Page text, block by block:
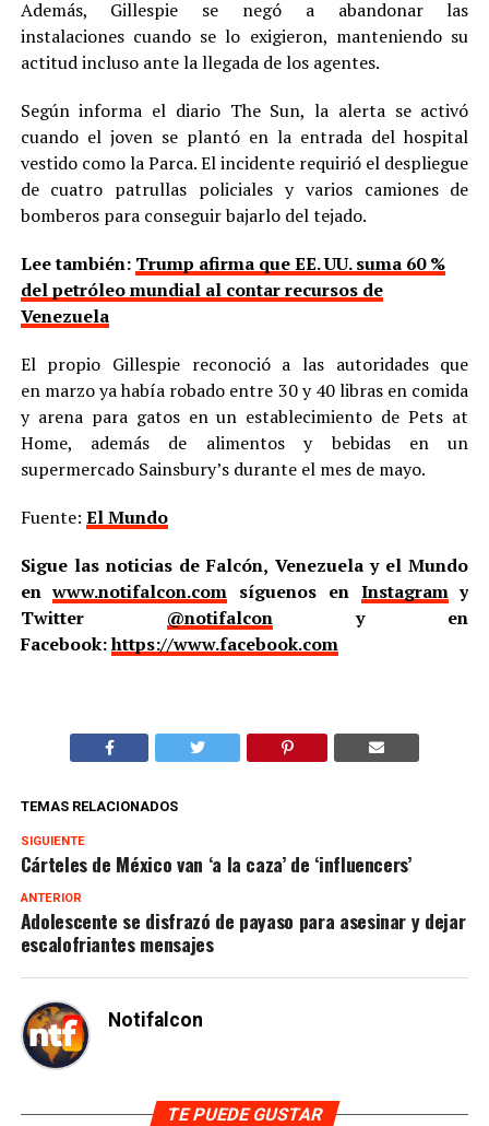
Además, Gillespie se negó a abandonar las
instalaciones cuando se lo exigieron, manteniendo su
actitud incluso ante la llegada de los agentes.
Según informa el diario The Sun, la alerta se activó
cuando el joven se plantó en la entrada del hospital
vestido como la Parca. El incidente requirió el despliegue
de cuatro patrullas policiales y varios camiones de
bomberos para conseguir bajarlo del tejado.
Lee también: Trump afirma que EE. UU. suma 60 %
del petróleo mundial al contar recursos de
Venezuela
El propio Gillespie reconoció a las autoridades que
en marzo ya había robado entre 30 y 40 libras en comida
y arena para gatos en un establecimiento de Pets at
Home, además de alimentos y bebidas en un
supermercado Sainsbury’s durante el mes de mayo.
Fuente: El Mundo
Sigue las noticias de Falcón, Venezuela y el Mundo
enwww.notifalcon.com síguenos en Instagramy
Twitter @notifalcony en
Facebook:https://www.facebook.com
TEMAS RELACIONADOS
SIGUIENTE
Cárteles de México van ‘a la caza’ de ‘influencers’
ANTERIOR
Adolescente se disfrazó de payaso para asesinar y dejar
escalofriantes mensajes
Notifalcon
TE PUEDE GUSTAR